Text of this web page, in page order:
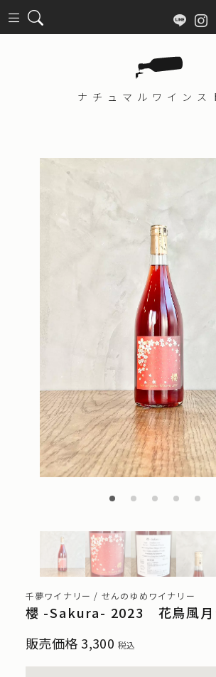
ナチュマル ワインス
千夢ワイナリー / せんのゆめワイナリー
櫻 -Sakura- 2023 花鳥風月
販売価格 3,300 税込